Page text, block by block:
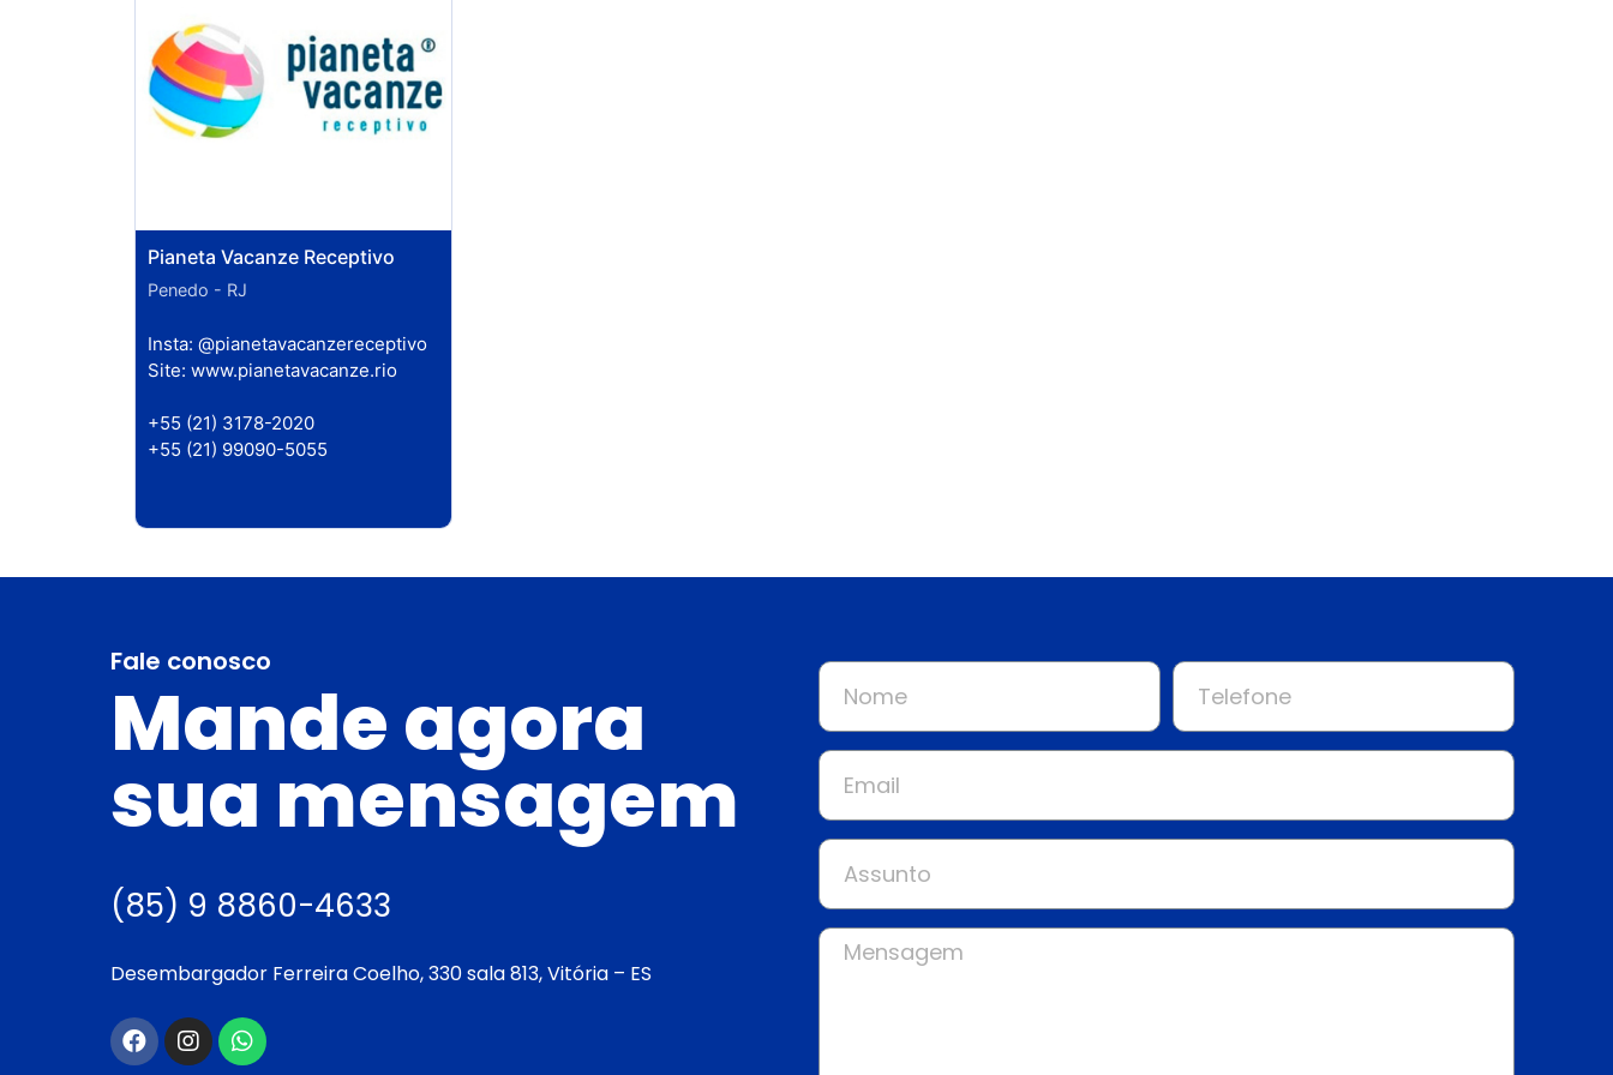
Pianeta Vacanze Receptivo
Penedo - RJ
Insta: @pianetavacanzereceptivo
Site: www.pianetavacanze.rio
+55 (21) 3178-2020
+55 (21) 99090-5055
Fale conosco
Mande agora
sua mensagem
(85) 9 8860-4633
Desembargador Ferreira Coelho, 330 sala 813, Vitória – ES